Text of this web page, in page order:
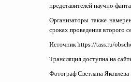
представителей научно-
Организаторы также
сроках проведения второго
Источник https://tass.ru/
Трансляция доступна на
Фотограф Светлана Яковлева